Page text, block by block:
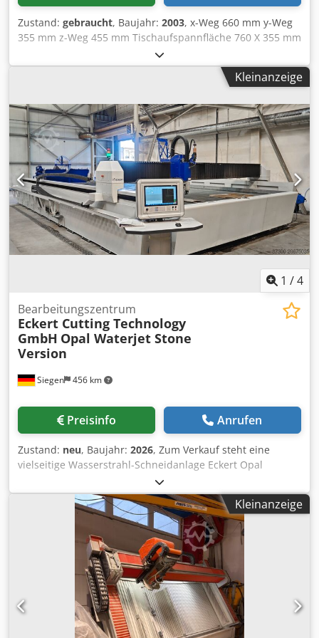
Zustand: gebraucht, Baujahr: 2003, x-Weg 660 mm y-Weg
355 mm z-Weg 455 mm Tischaufspannfläche 760 X 355 mm
Tischbelastung 1,5 t T-Nuten 3 Chjdpfxsyy A Anj Acdoa T-
Nuten - Breite 18 mm Steuerung ULTIMAX 4
Werkzeugwechseleinrichtung 16 max. Werkzeug- Ø 90 mm
Spindeldrehzahlen 10.000 U/min Spindelmotor 7,5 kW
Magazin Kapazität 16 St. Aufnahme SK 40 Vorschub max
28 m/min Eilgang 35/35/30 m/min Raumbedarf ca. 1,8 x 1,9
x 2,4 m Gewicht 3 t Gesamtleistungsbedarf 21 kW Gebr.
vertikales Bearbeitungszentrum mit Doppelarm-
Werkzeugwechsler. HURO ULTIMAX 4 STEURUNG 10.000
RPM
Kleinanzeige
1 /4
Siegen 456 km
Bearbeitungszentrum
Eckert Cutting Technology
GmbH Opal Waterjet Stone
Version
Preisinfo Anrufen
Zustand: neu, Baujahr: 2026, Zum Verkauf steht eine
vielseitige Wasserstrahl-Schneidanlage Eckert Opal
Waterjet, ideal zur Bearbeitung von Stein (Naturstein,
Marmor, Granit) — aber auch für weitere Materialien
geeignet. Durch Wasserstrahlschneiden erfolgt die
Bearbeitung ohne thermische Belastung — was präzise,
saubere Schnittkanten ermöglicht. Besonders geeignet für
komplexe Konturen, Intarsien, Aussparungen oder
anspruchsvolle Formen in Stein. 🛠 Technische Daten &
Ausstattung (Herstellerangaben) Arbeitsbreite: 1.000 –
6.000 mm Arbeitslänge: 1.000 – 12.000 mm Schneidbare
Materialdicke (Wasserstrahl 2D): 0,5 – 250 mm
Schneidbare Materialdicke (Wasserstrahl 3D, optional): 0,5
Kleinanzeige